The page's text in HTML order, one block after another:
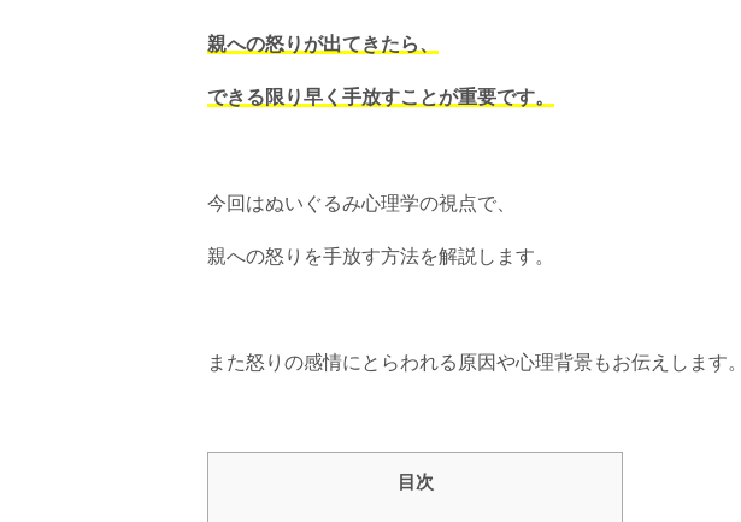
親への怒りが出てきたら、
できる限り早く手放すことが重要です。
今回はぬいぐるみ心理学の視点で、
親への怒りを手放す方法を解説します。
また怒りの感情にとらわれる原因や心理背景もお伝えします。
目次